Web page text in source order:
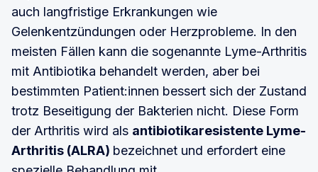
auch langfristige Erkrankungen wie
Gelenkentzündungen oder Herzprobleme. In den
meisten Fällen kann die sogenannte Lyme-Arthritis
mit Antibiotika behandelt werden, aber bei
bestimmten Patient:innen bessert sich der Zustand
trotz Beseitigung der Bakterien nicht. Diese Form
der Arthritis wird als antibiotikaresistente Lyme-
Arthritis (ALRA) bezeichnet und erfordert eine